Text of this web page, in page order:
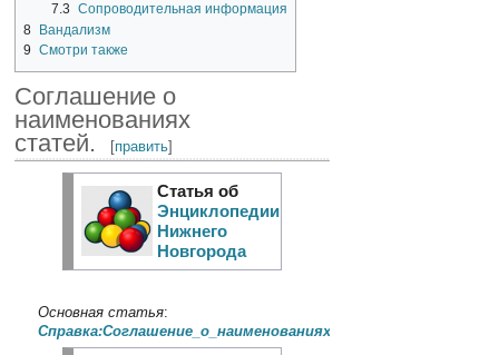
7.3 Сопроводительная информация
8 Вандализм
9
Смотри также
Соглашение о
наименованиях
статей.
[править]
Статья об
Энциклопедии
Нижнего
Новгорода
Основная статья:
Справка:Соглашение_о_наименованиях_статей